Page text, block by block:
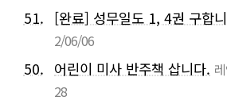
51. [완료] 성무일도 1, 4권 구합
2/06/06
50. 어린이 미사 반주책 삽니다.
28